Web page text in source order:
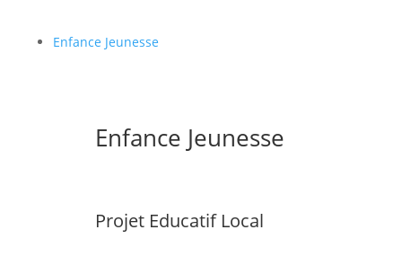
Enfance Jeunesse
Enfance Jeunesse
Projet Educatif Local